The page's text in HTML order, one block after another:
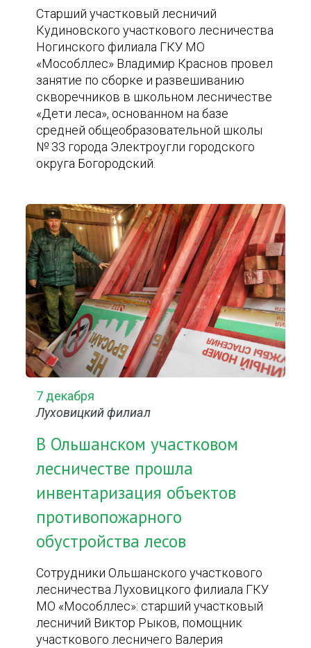
Старший участковый лесничий
Кудиновского участкового лесничества
Ногинского филиала ГКУ МО
«Мособллес» Владимир Краснов провел
занятие по сборке и развешиванию
скворечников в школьном лесничестве
«Дети леса», основанном на базе
средней общеобразовательной школы
№ 33 города Электроугли городского
округа Богородский.
7 декабря
Луховицкий филиал
В Ольшанском участковом
лесничестве прошла
инвентаризация объектов
противопожарного
обустройства лесов
Сотрудники Ольшанского участкового
лесничества Луховицкого филиала ГКУ
МО «Мособллес»: старший участковый
лесничий Виктор Рыков, помощник
участкового лесничего Валерия